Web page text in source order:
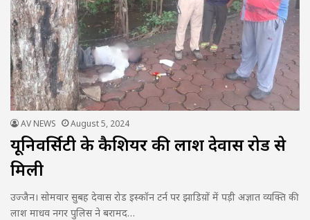
AV NEWS August 5, 2024
यूनिवर्सिटी के कैशियर की लाश देवास रोड से
मिली
उज्जैन। सोमवार सुबह देवास रोड इस्कॉन टर्न पर झाडिय़ों में पड़ी अज्ञात व्यक्ति की
लाश माधव नगर पुलिस ने बरामद…